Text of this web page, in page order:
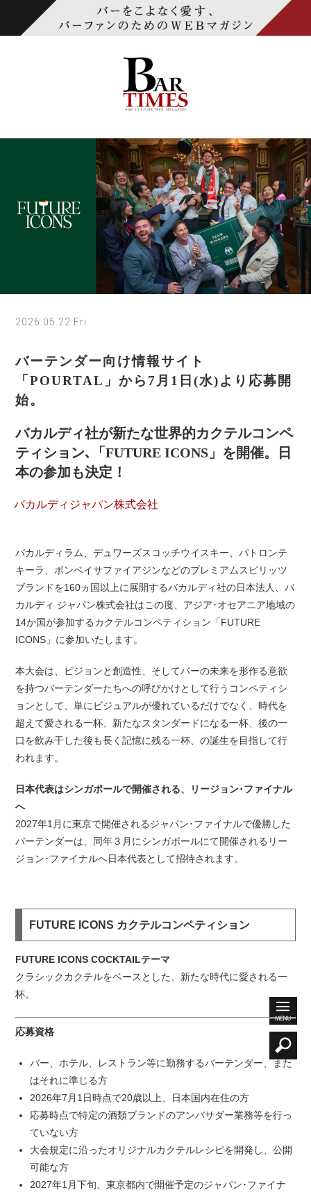
2026.05.22 Fri
バーテンダー向け情報サイト
「POURTAL」から7月1日(水)より応募開
始。
バカルディ社が新たな世界的カクテルコンペ
ティション､「FUTURE ICONS」を開催。日
本の参加も決定！
バカルディジャパン株式会社
バカルディラム、デュワーズスコッチウイスキー、パトロンテ
キーラ、ボンベイサファイアジンなどのプレミアムスピリッツ
ブランドを160ヵ国以上に展開するバカルディ社の日本法人、バ
カルディ ジャパン株式会社はこの度、アジア･オセアニア地域の
14か国が参加するカクテルコンペティション「FUTURE
ICONS」に参加いたします。
本大会は、ビジョンと創造性、そしてバーの未来を形作る意欲
を持つバーテンダーたちへの呼びかけとして行うコンペティシ
ョンとして、単にビジュアルが優れているだけでなく、時代を
超えて愛される一杯、新たなスタンダードになる一杯、後の一
口を飲み干した後も長く記憶に残る一杯、の誕生を目指して行
われます。
日本代表はシンガポールで開催される、リージョン･ファイナル
へ
2027年1月に東京で開催されるジャパン･ファイナルで優勝した
バーテンダーは、同年３月にシンガポールにて開催されるリー
ジョン･ファイナルへ日本代表として招待されます。
FUTURE ICONS カクテルコンペティション
FUTURE ICONS COCKTAILテーマ
クラシックカクテルをベースとした、新たな時代に愛される一
杯。
応募資格
バー、ホテル、レストラン等に勤務するバーテンダー、また
はそれに準じる方
2026年7月1日時点で20歳以上、日本国内在住の方
応募時点で特定の酒類ブランドのアンバサダー業務等を行っ
ていない方
大会規定に沿ったオリジナルカクテルレシピを開発し、公開
可能な方
2027年1月下旬、東京都内で開催予定のジャパン･ファイナ